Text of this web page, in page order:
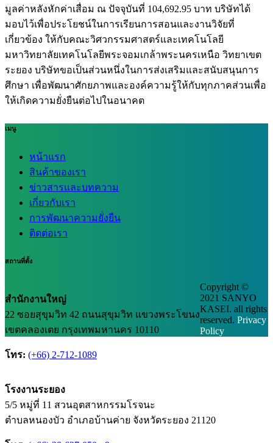
มูลค่าหลังหักค่าเสื่อม ณ ปัจจุบันที่ 104,692.95 บาท บริษัทได้
มอบไว้เพื่อประโยชน์ในการเรียนการสอนและงานวิจัยที่
เกี่ยวข้อง ให้กับคณะวิศวกรรมศาสตร์และเทคโนโลยี
มหาวิทยาลัยเทคโนโลยีพระจอมเกล้าพระนครเหนือ วิทยาเขต
ระยอง บริษัทขอเป็นส่วนหนึ่งในการส่งเสริมและสนับสนุนการ
ศึกษา เพื่อพัฒนาศักยภาพและองค์ความรู้ให้กับทุกภาคส่วนเพื่อ
ให้เกิดความยั่งยืนต่อไปในอนาคต
เมนู
หน้าแรก
สินค้าของเรา
ข่าวสารและบทความ
เกี่ยวกับเรา
การพัฒนาความยั่งยืน
ติดต่อเรา
สถานที่ตั้ง
สำนักงานใหญ่
22 ซอยสุขุมวิท 42 ถนนสุขุมวิท แขวงพระโขนง
เขตคลองเตย กรุงเทพมหานคร 10110
โทร: (+66) 2-712-1089
โรงงานระยอง
5/5 หมู่ที่ 11 สวนอุตสาหกรรมโรจนะ
ตำบลหนองบัว อำเภอบ้านค่าย จังหวัดระยอง 21120
Copyright ©
2021 SANYO
KASEI. all rights
reserved. Privacy
Policy